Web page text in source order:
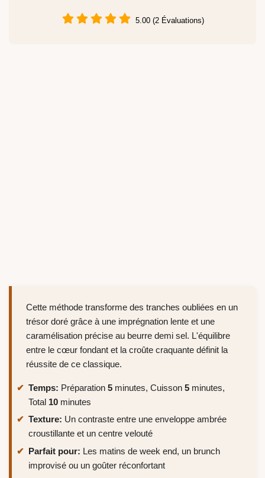
5.00 (2 Évaluations)
Cette méthode transforme des tranches oubliées en un
trésor doré grâce à une imprégnation lente et une
caramélisation précise au beurre demi sel. L'équilibre
entre le cœur fondant et la croûte craquante définit la
réussite de ce classique.
Temps: Préparation 5 minutes, Cuisson 5 minutes,
Total 10 minutes
Texture: Un contraste entre une enveloppe ambrée
croustillante et un centre velouté
Parfait pour: Les matins de week end, un brunch
improvisé ou un goûter réconfortant